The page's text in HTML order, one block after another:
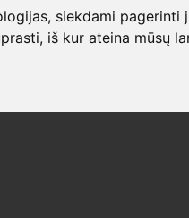
siekdami
iš kur ateina mūsų